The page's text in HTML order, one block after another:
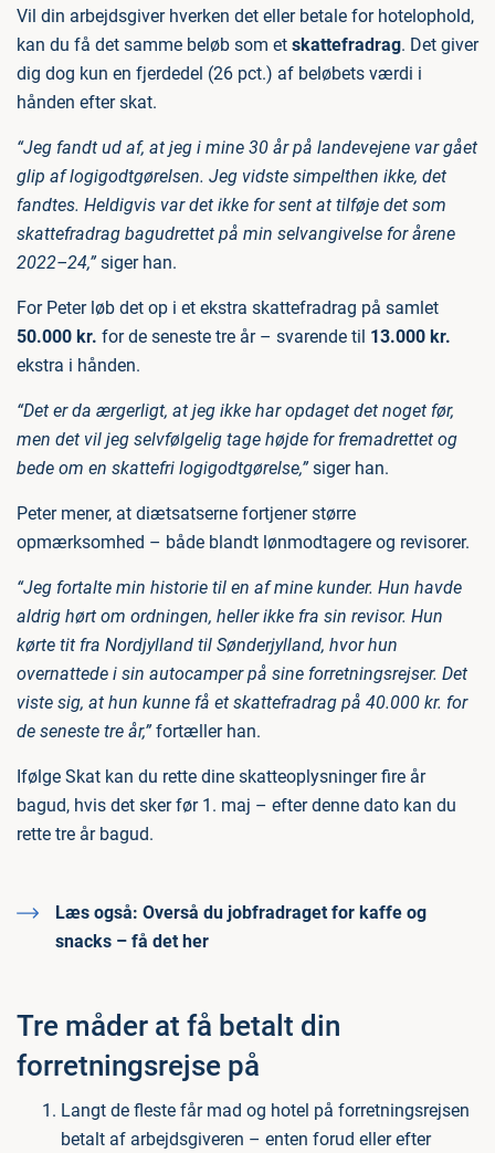
Vil din arbejdsgiver hverken det eller betale for hotelophold,
kan du få det samme beløb som et skattefradrag. Det giver
dig dog kun en fjerdedel (26 pct.) af beløbets værdi i
hånden efter skat.
“Jeg fandt ud af, at jeg i mine 30 år på landevejene var gået
glip af logigodtgørelsen. Jeg vidste simpelthen ikke, det
fandtes. Heldigvis var det ikke for sent at tilføje det som
skattefradrag bagudrettet på min selvangivelse for årene
2022–24,”siger han.
For Peter løb det op i et ekstra skattefradrag på samlet
50.000 kr. for de seneste tre år – svarende til 13.000 kr.
ekstra i hånden.
“Det er da ærgerligt, at jeg ikke har opdaget det noget før,
men det vil jeg selvfølgelig tage højde for fremadrettet og
bede om en skattefri logigodtgørelse,”siger han.
Peter mener, at diætsatserne fortjener større
opmærksomhed – både blandt lønmodtagere og revisorer.
“Jeg fortalte min historie til en af mine kunder. Hun havde
aldrig hørt om ordningen, heller ikke fra sin revisor. Hun
kørte tit fra Nordjylland til Sønderjylland, hvor hun
overnattede i sin autocamper på sine forretningsrejser. Det
viste sig, at hun kunne få et skattefradrag på 40.000 kr. for
de seneste tre år,”fortæller han.
Ifølge Skat kan du rette dine skatteoplysninger fire år
bagud, hvis det sker før 1. maj – efter denne dato kan du
rette tre år bagud.
Læs også: Overså du jobfradraget for kaffe og
snacks – få det her
Tre måder at få betalt din
forretningsrejse på
Langt de fleste får mad og hotel på forretningsrejsen
betalt af arbejdsgiveren – enten forud eller efter